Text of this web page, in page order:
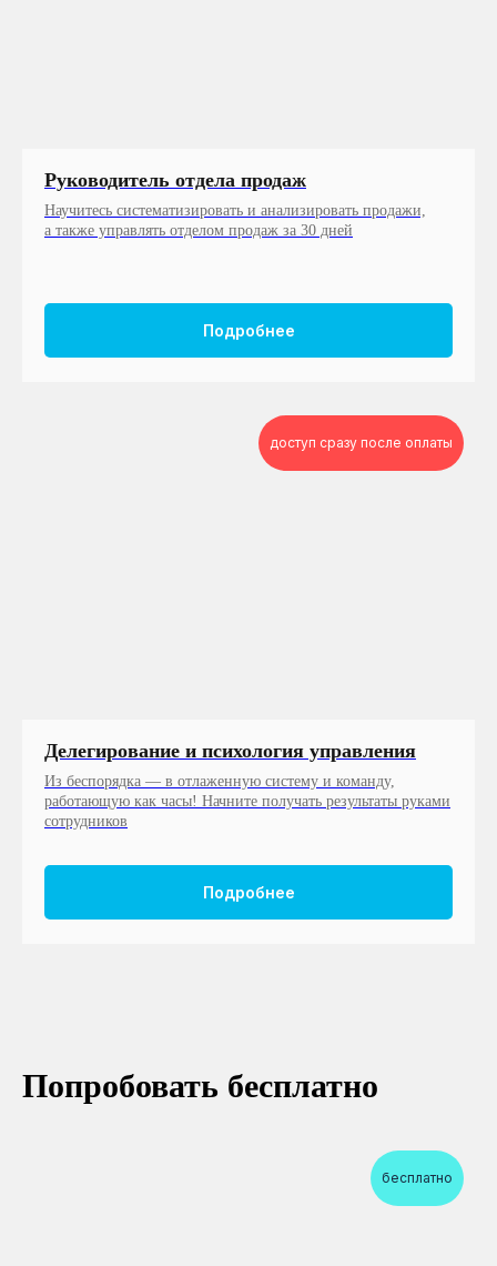
Руководитель отдела продаж
Научитесь систематизировать и анализировать продажи,
а также управлять отделом продаж за 30 дней
Подробнее
доступ сразу после оплаты
Делегирование и психология управления
Из беспорядка — в отлаженную систему и команду,
работающую как часы! Начните получать результаты руками
сотрудников
Подробнее
Попробовать бесплатно
бесплатно